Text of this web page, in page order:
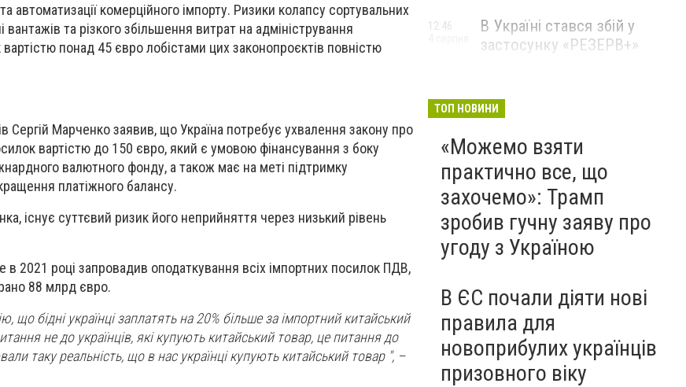
автоматизації комерційного імпорту. Ризики колапсу сортувальних
та різкого збільшення витрат на адміністрування
понад 45 євро лобістами цих законопроєктів повністю
Сергій Марченко заявив, що Україна потребує ухвалення закону про
вартістю до 150 євро, який є умовою фінансування з боку
валютного фонду, а також має на меті підтримку
платіжного балансу.
існує суттєвий ризик його неприйняття через низький рівень
2021 році запровадив оподаткування всіх імпортних посилок ПДВ,
88 млрд євро.
що бідні українці заплатять на 20% більше за імпортний китайський
не до українців, які купують китайський товар, це питання до
таку реальність, що в нас українці купують китайський товар ", –
В Україні стався збій у
застосунку «РЕЗЕРВ+»
12:46
ТОП НОВИНИ
«Можемо взяти
практично все, що
захочемо»: Трамп
зробив гучну заяву про
угоду з Україною
В ЄС почали діяти нові
правила для
новоприбулих українців
призовного віку